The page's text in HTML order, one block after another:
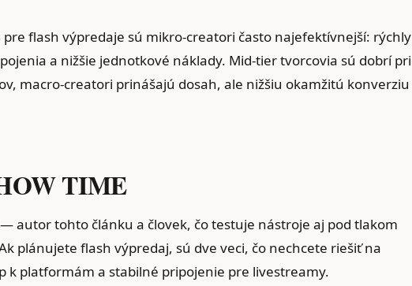
flash výpredaje sú mikro‑creatori často najefektívnejší: rýchly
a nižšie jednotkové náklady. Mid‑tier tvorcovia sú dobrí pri
macro‑creatori prinášajú dosah, ale nižšiu okamžitú konverziu
TIME
autor tohto článku a človek, čo testuje nástroje aj pod tlakom
plánujete flash výpredaj, sú dve veci, čo nechcete riešiť na
k platformám a stabilné pripojenie pre livestreamy.